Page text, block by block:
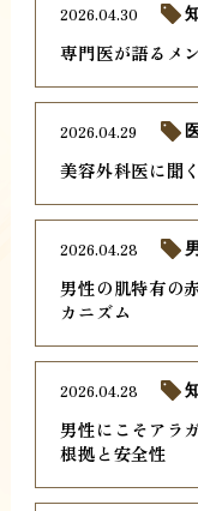
専門医が語るメ
2026.04.30
美容外科医に聞
2026.04.29
男性の肌特有の
カニズム
2026.04.28
男性にこそアラ
根拠と安全性
2026.04.28